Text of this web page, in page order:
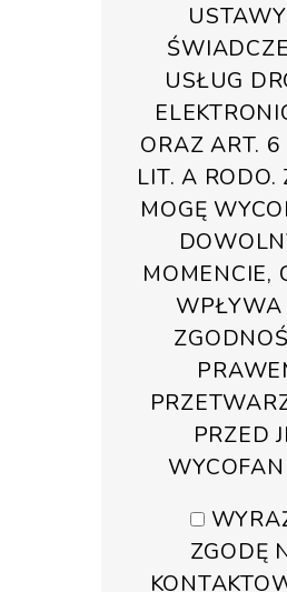
USŁUG
ORAZ ART. 6
LIT. A RODO.
MOGĘ
MOMENCIE,
PRZED
ZGODĘ